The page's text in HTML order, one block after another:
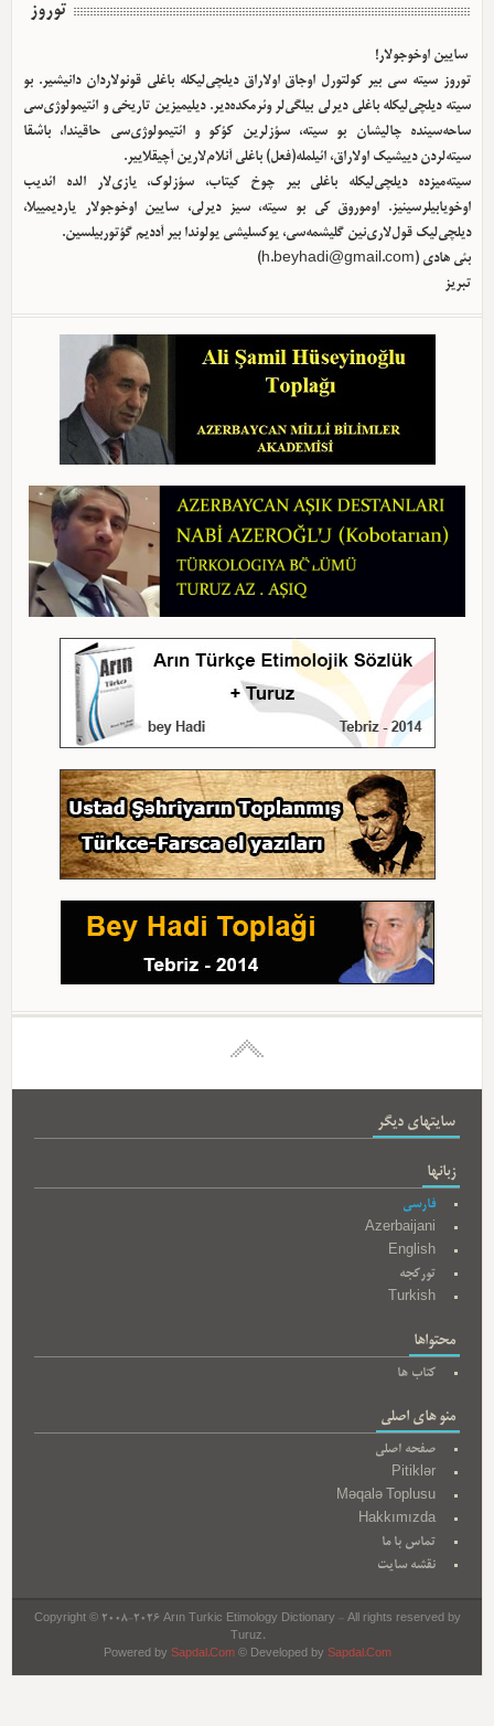
توروز
سایین اوخوجولار!
توروز سیته سی بیر کولتورل اوجاق اولا‌راق دیلچی‌لیکله باغلی قونولاردان دانیشیر. بو
سیته دیلچی‌لیکله باغلی دیرلی بیلگی‌لر وئرمکده‌دیر. دیلیمیزین تاریخی و ائتیمولوژی‌سی
ساحه‌سینده چالیشان بو سیته، سؤزلرین کؤکو و ائتیمولوژی‌سی حاقیندا، باشقا
سیته‌لردن دییشیک اولا‌راق، ائیلمله(فعل) باغلی آنلام‌لارین آچیقلاییر.
سیته‌میزده دیلچی‌لیکله باغلی بیر چوخ کیتاب، سؤزلوک، یازی‌لار الده ائدیب
اوخویابیلرسینیز. اوموروق کی بو سیته، سیز دیرلی، سایین اوخوجولار یاردیمییلا،
دیلچی‌لیک قول‌لاری‌نین گلیشمه‌سی، یوکسلیشی یولوندا بیر آددیم گؤتوربیلسین.
بئی هادی (h.beyhadi@gmail.com
)
تبریز
سایتهای دیگر
زبانها
فارسی
Azerbaijani
English
تورکجه
Turkish
محتواها
کتاب ها
منو های اصلی
صفحه اصلی
Pitiklər
Məqalə Toplusu
Hakkımızda
تماس با ما
نقشه سایت
Copyright © 2008-2026 Arın Turkic Etimology Dictionary - All rights reserved by
Turuz.
Powered by Sapdal.Com© Developed by Sapdal.Com